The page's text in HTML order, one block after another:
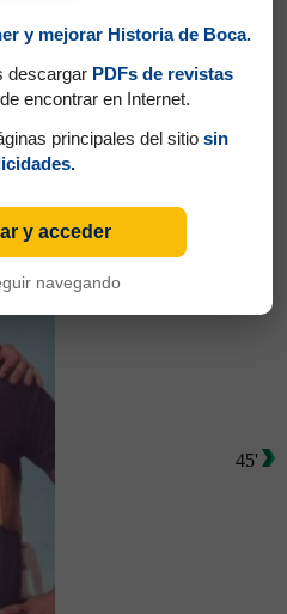
Armando Savoy
1970
45'
y mejorar Historia de Boca.
descargar PDFs de revistas
encontrar en Internet.
principales del sitio sin
y acceder
navegando